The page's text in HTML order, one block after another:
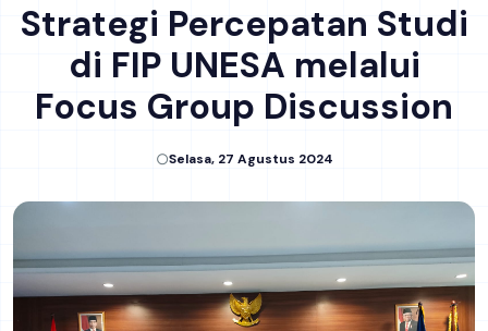
Strategi Percepatan Studi
di FIP UNESA melalui
Focus Group Discussion
Selasa, 27 Agustus 2024